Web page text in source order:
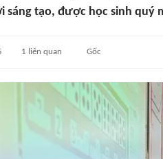
sáng tạo, được học sinh quý
1 liên quan Gốc